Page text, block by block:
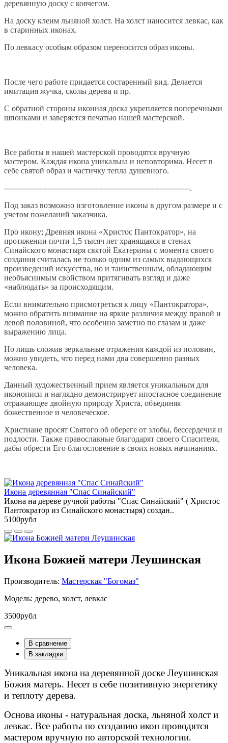
деревянную доску с ковчегом.
На доску клеим льняной холст. На холст наносится левкас, как
в старинных иконах.
По левкасу особым образом переносится образ иконы.
После чего работе придается состаренный вид. Делается
имитация жучка, сколы дерева и пр.
С обратной стороны иконная доска укрепляется поперечными
шпонками и заверяется печатью нашей мастерской.
Все работы в нашей мастерской проводятся вручную
мастером. Каждая икона уникальна и неповторима. Несет в
себе святой образ и частичку тепла душевного.
-------------------------------------------------------------------------.
Под заказ возможно изготовление иконы в другом размере и с
учетом пожеланий заказчика.
Про икону; Древняя икона «Христос Пантократор», на
протяжении почти 1,5 тысяч лет хранящаяся в стенах
Синайского монастыря святой Екатерины с момента своего
создания считалась не только одним из самых выдающихся
произведений искусства, но и таинственным, обладающим
необъяснимым свойством притягивать взгляд и даже
«наблюдать» за происходящим.
Если внимательно присмотреться к лицу «Пантократора»,
можно обратить внимание на яркие различия между правой и
левой половиной, что особенно заметно по глазам и даже
выражению лица.
Но лишь сложив зеркальные отражения каждой из половин,
можно увидеть, что перед нами два совершенно разных
человека.
Данный художественный прием является уникальным для
иконописи и наглядно демонстрирует ипостасное соединение
отражающее двойную природу Христа, объединяя
божественное и человеческое.
Христиане просят Святого об обереге от злобы, бессердечия и
подлости. Также православные благодарят своего Спасителя,
дабы обрести Его благословение в своих новых начинаниях.
Икона деревянная "Спас Синайский"
Икона на дереве ручной работы "Спас Синайский" ( Христос
Пантократор из Синайского монастыря) создан..
5100рубл
Икона Божией матери Леушинская
Производитель: Мастерская "Богомаз"
Модель: дерево, холст, левкас
3500рубл
В сравнение
В закладки
Уникальная икона на деревянной доске Леушинская
Божия матерь. Несет в себе позитивную энергетику
и теплоту дерева.
Основа иконы - натуральная доска, льняной холст и
левкас. Все работы по созданию икон проводятся
мастером вручную по авторской технологии.